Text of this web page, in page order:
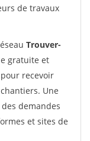
de travaux
Trouver-
gratuite et
recevoir
Une
demandes
et sites de